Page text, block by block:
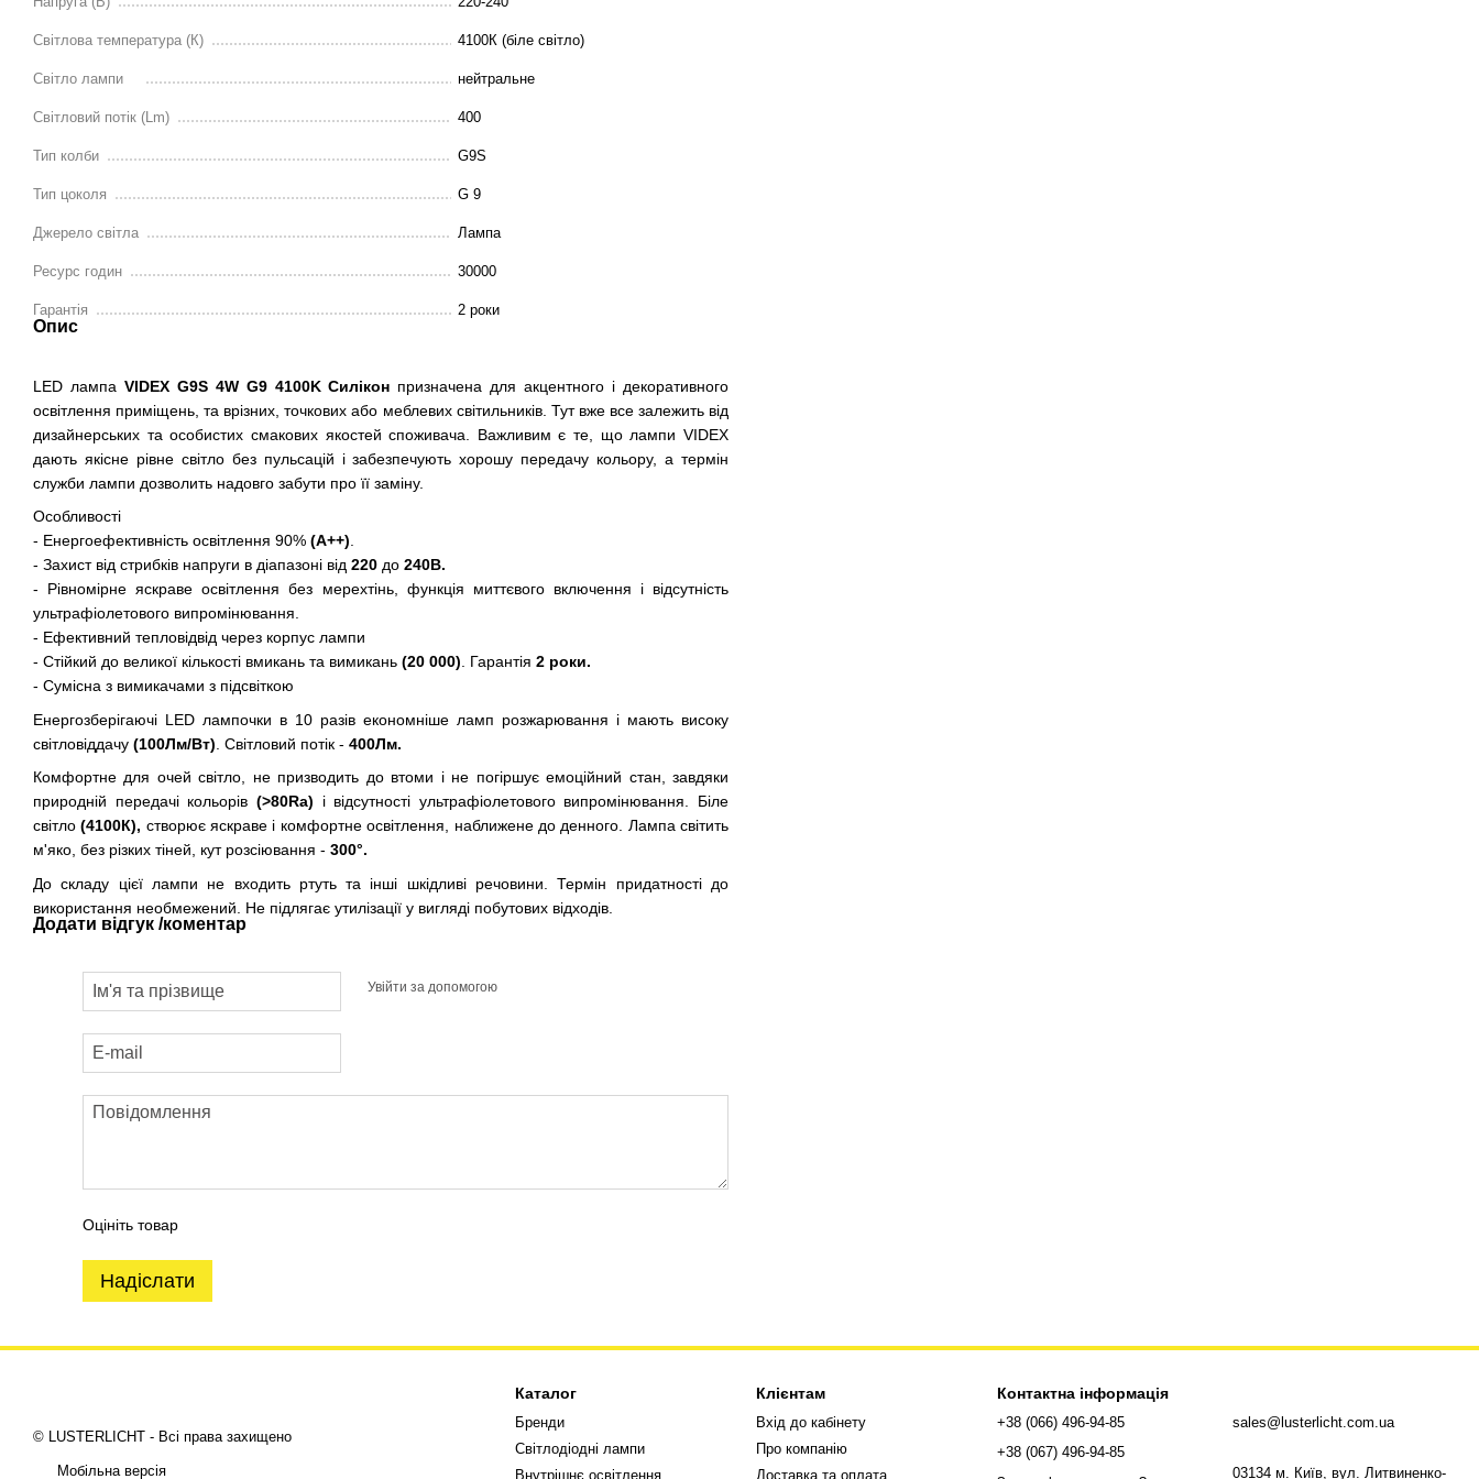
Світлова температура (К) 4100К (біле світло)
Світло лампи нейтральне
Світловий потік (Lm) 400
Тип колби G9S
Тип цоколя G 9
Джерело світла Лампа
Ресурс годин 30000
Гарантія 2 роки
Опис
LED лампа VIDEX G9S 4W G9 4100K Cилікон призначена для акцентного і декоративного
освітлення приміщень, та врізних, точкових або меблевих світильників. Тут вже все залежить від
дизайнерських та особистих смакових якостей споживача. Важливим є те, що лампи VIDEX
дають якісне рівне світло без пульсацій і забезпечують хорошу передачу кольору, а термін
служби лампи дозволить надовго забути про її заміну.
Особливості
- Енергоефективність освітлення 90% (A++).
- Захист від стрибків напруги в діапазоні від 220 до 240В.
- Рівномірне яскраве освітлення без мерехтінь, функція миттєвого включення і відсутність
ультрафіолетового випромінювання.
- Ефективний тепловідвід через корпус лампи
- Стійкий до великої кількості вмикань та вимикань (20 000). Гарантія 2 роки.
- Сумісна з вимикачами з підсвіткою
Енергозберігаючі LED лампочки в 10 разів економніше ламп розжарювання і мають високу
світловіддачу (100Лм/Вт) . Світловий потік - 400Лм.
Комфортне для очей світло, не призводить до втоми і не погіршує емоційний стан, завдяки
природній передачі кольорів (>80Ra) і відсутності ультрафіолетового випромінювання. Біле
світло(4100К), створює яскраве і комфортне освітлення, наближене до денного. Лампа світить
м'яко, без різких тіней, кут розсіювання - 300°.
До складу цієї лампи не входить ртуть та інші шкідливі речовини. Термін придатності до
використання необмежений. Не підлягає утилізації у вигляді побутових відходів.
Додати відгук /коментар
Увійти за допомогою
Оцініть товар
Надіслати
© LUSTERLICHT - Всі права захищено
Мобільна версія
Каталог
Бренди
Світлодіодні лампи
Внутрішнє освітлення
Клієнтам
Вхід до кабінету
Про компанію
Доставка та оплата
Контактна інформація
+38 (066) 496-94-85
+38 (067) 496-94-85
sales@lusterlicht.com.ua
03134 м. Київ, вул. Литвиненко-